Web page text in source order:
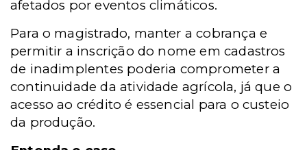
afetados por eventos climáticos.
Para o magistrado, manter a cobrança e
permitir a inscrição do nome em cadastros
de inadimplentes poderia comprometer a
continuidade da atividade agrícola, já que o
acesso ao crédito é essencial para o custeio
da produção.